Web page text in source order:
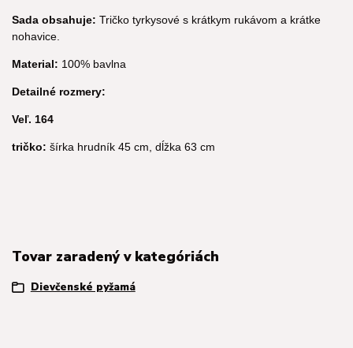
Sada obsahuje: Tričko tyrkysové s krátkym rukávom a krátke
nohavice.
Material: 100% bavlna
Detailné rozmery:
Veľ. 164
tričko: šírka hrudník 45 cm, dĺžka 63 cm
Tovar zaradený v kategóriách
Dievčenské pyžamá